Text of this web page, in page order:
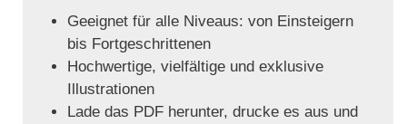
Geeignet für alle Niveaus: von Einsteigern
bis Fortgeschrittenen
Hochwertige, vielfältige und exklusive
Illustrationen
Lade das PDF herunter, drucke es aus und